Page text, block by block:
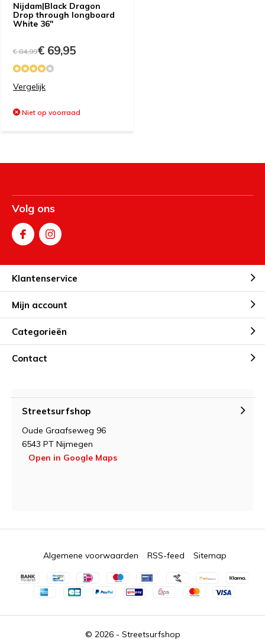
Nijdam|Black Dragon
Drop through longboard
White 36"
€ 84,99€ 69,95
Vergelijk
Niet op voorraad
Volg ons
Klantenservice
Mijn account
Categorieën
Contact
Streetsurfshop
Oude Graafseweg 96
6543 PT Nijmegen
Open in Google Maps
© 2026 - Streetsurfshop
Algemene voorwaarden RSS-feed Sitemap